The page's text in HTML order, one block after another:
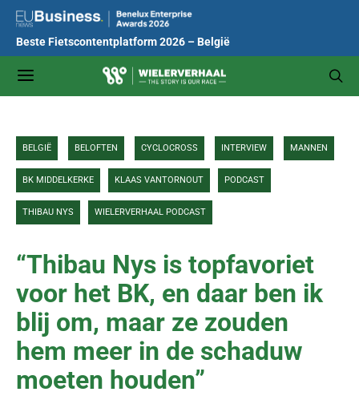
Beste Fietscontentplatform 2026 – België
BELGIË BELOFTEN CYCLOCROSS INTERVIEW MANNEN
BK MIDDELKERKE KLAAS VANTORNOUT PODCAST
THIBAU NYS WIELERVERHAAL PODCAST
“Thibau Nys is topfavoriet
voor het BK, en daar ben ik
blij om, maar ze zouden
hem meer in de schaduw
moeten houden”